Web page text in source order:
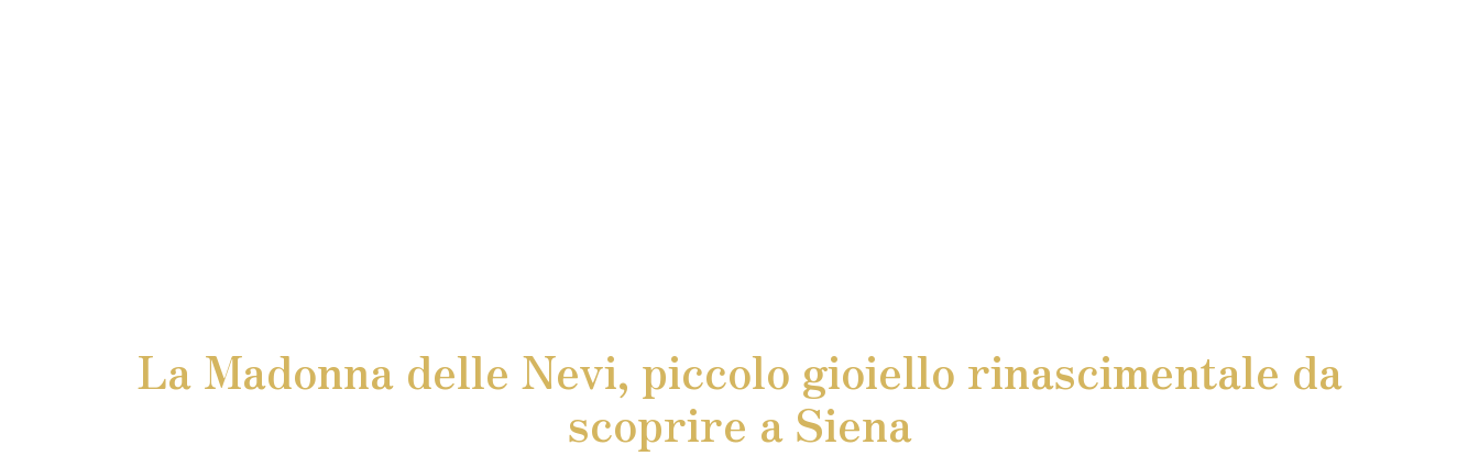
La Madonna delle Nevi, piccolo gioiello rinascimentale da
scoprire a Siena